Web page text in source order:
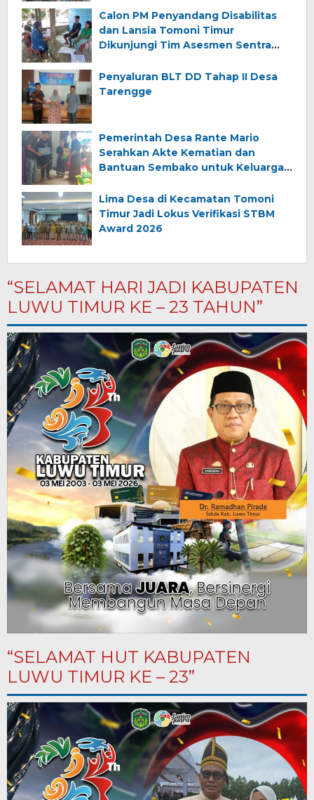
Calon PM Penyandang Disabilitas
dan Lansia Tomoni Timur
Dikunjungi Tim Asesmen Sentra
Penyaluran BLT DD Tahap II Desa
Tarengge
Pemerintah Desa Rante Mario
Serahkan Akte Kematian dan
Bantuan Sembako untuk Keluarga
Lima Desa di Kecamatan Tomoni
Timur Jadi Lokus Verifikasi STBM
Award 2026
“SELAMAT HARI JADI KABUPATEN
LUWU TIMUR KE – 23 TAHUN”
“SELAMAT HUT KABUPATEN
LUWU TIMUR KE – 23”